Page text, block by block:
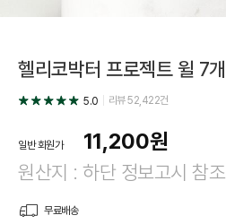
헬리코박터 프로젝트 윌 7개
5.0 리뷰52,422건
일반 회원가 11,200원
원산지 : 하단 정보고시 참조
무료배송